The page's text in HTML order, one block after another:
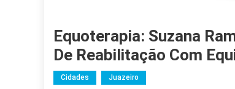
Equoterapia: Suzana
De Reabilitação Com
Cidades Juazeiro